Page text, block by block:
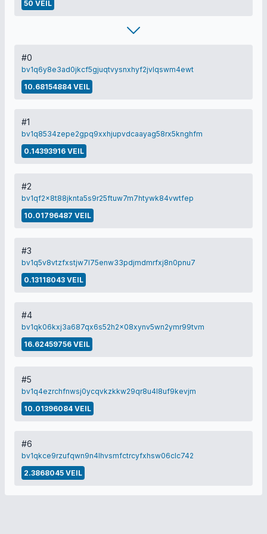
50 VEIL
#0
bv1q6y8e3ad0jkcf5gjuqtvysnxhyf2jvlqswm4ewt
10.68154884 VEIL
#1
bv1q8534zepe2gpq9xxhjupvdcaayag58rx5knghfm
0.14393916 VEIL
#2
bv1qf2x8t88jknta5s9r25ftuw7m7htywk84vwtfep
10.01796487 VEIL
#3
bv1q5v8vtzfxstjw7l75enw33pdjmdmrfxj8n0pnu7
0.13118043 VEIL
#4
bv1qk06kxj3a687qx6s52h2x08xynv5wn2ymr99tvm
16.62459756 VEIL
#5
bv1q4ezrchfnwsj0ycqvkzkkw29qr8u4l8uf9kevjm
10.01396084 VEIL
#6
bv1qkce9rzufqwn9n4lhvsmfctrcyfxhsw06clc742
2.3868045 VEIL